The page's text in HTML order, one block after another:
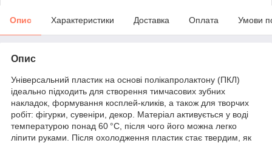
Опис Характеристики Доставка Оплата Умови
Опис
Універсальний пластик на основі полікапролактону (ПКЛ)
ідеально підходить для створення тимчасових зубних
накладок, формування косплей-кликів, а також для творчих
робіт: фігурки, сувеніри, декор. Матеріал активується у воді
температурою понад 60 °C, після чого його можна легко
ліпити руками. Після охолодження пластик стає твердим, як